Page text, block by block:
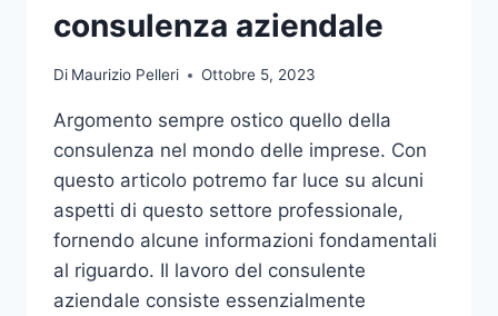
GIARDINO
consulenza aziendale
Di Maurizio Pelleri Ottobre 5, 2023
Argomento sempre ostico quello della
consulenza nel mondo delle imprese. Con
questo articolo potremo far luce su alcuni
aspetti di questo settore professionale,
fornendo alcune informazioni fondamentali
al riguardo. Il lavoro del consulente
aziendale consiste essenzialmente